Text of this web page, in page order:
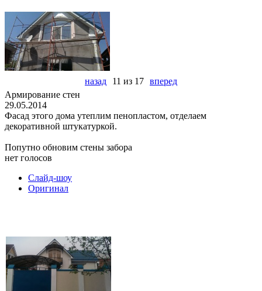
назад 11 из 17 вперед
Армирование стен
29.05.2014
Фасад этого дома утеплим пенопластом, отделаем
декоративной штукатуркой.
Попутно обновим стены забора
нет голосов
Слайд-шоу
Оригинал